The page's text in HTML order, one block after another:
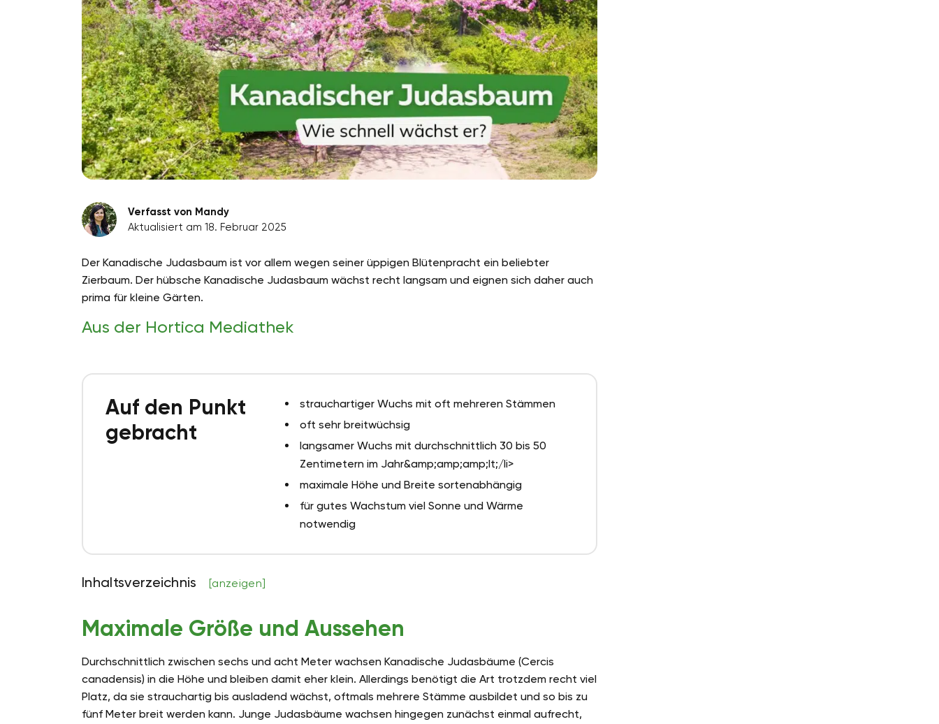
Verfasst von Mandy
Aktualisiert am 18. Februar 2025
Der Kanadische Judasbaum ist vor allem wegen seiner üppigen Blütenpracht ein beliebter
Zierbaum. Der hübsche Kanadische Judasbaum wächst recht langsam und eignen sich daher auch
prima für kleine Gärten.
Aus der Hortica Mediathek
Auf den Punkt
gebracht
strauchartiger Wuchs mit oft mehreren Stämmen
oft sehr breitwüchsig
langsamer Wuchs mit durchschnittlich 30 bis 50
Zentimetern im Jahr&amp;amp;amp;lt;/li>
maximale Höhe und Breite sortenabhängig
für gutes Wachstum viel Sonne und Wärme
notwendig
Inhaltsverzeichnis [anzeigen]
Maximale Größe und Aussehen
Durchschnittlich zwischen sechs und acht Meter wachsen Kanadische Judasbäume (Cercis
canadensis) in die Höhe und bleiben damit eher klein. Allerdings benötigt die Art trotzdem recht viel
Platz, da sie strauchartig bis ausladend wächst, oftmals mehrere Stämme ausbildet und so bis zu
fünf Meter breit werden kann. Junge Judasbäume wachsen hingegen zunächst einmal aufrecht,